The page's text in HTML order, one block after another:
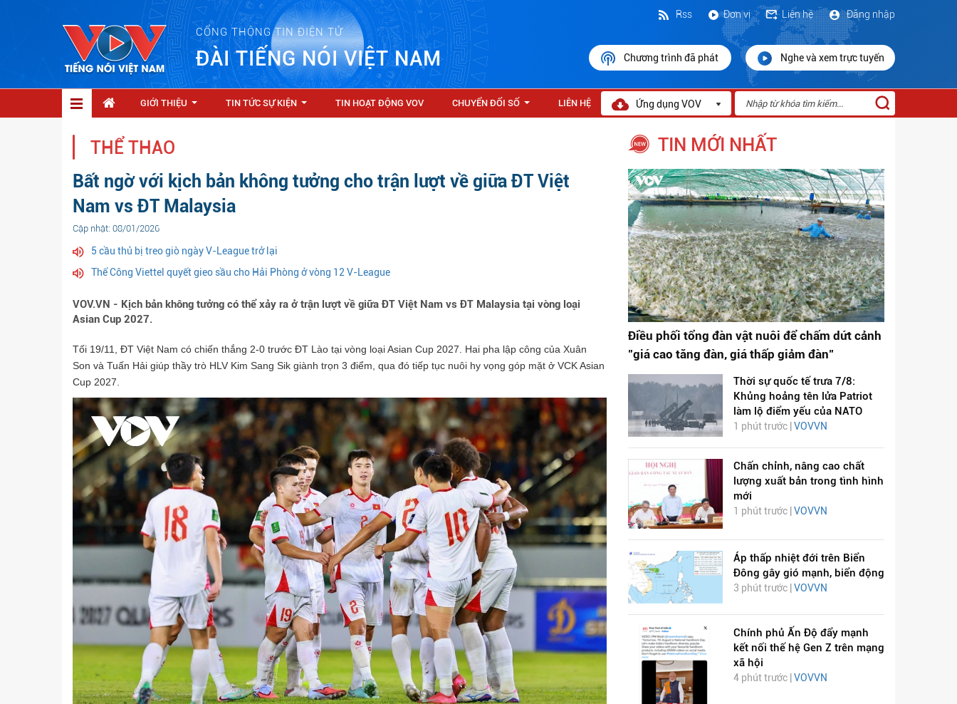
CỔNG THÔNG TIN ĐIỆN TỬ
ĐÀI TIẾNG NÓI VIỆT NAM
Đăng nhập
Liên hệ
Đơn vị
Rss
Chương trình đã phát Nghe và xem trực tuyến
GIỚI THIỆU TIN TỨC SỰ KIỆN TIN HOẠT ĐỘNG VOV CHUYỂN ĐỔI SỐ LIÊN HỆ Ứng dụng VOV
THỂ THAO
Bất ngờ với kịch bản không tưởng cho trận lượt về giữa ĐT Việt
Nam vs ĐT Malaysia
Cập nhật: 08/01/2026
5 cầu thủ bị treo giò ngày V-League trở lại
Thể Công Viettel quyết gieo sầu cho Hải Phòng ở vòng 12 V-League
VOV.VN - Kịch bản không tưởng có thể xảy ra ở trận lượt về giữa ĐT Việt Nam vs ĐT Malaysia tại vòng loại
Asian Cup 2027.
Tối 19/11, ĐT Việt Nam có chiến thắng 2-0 trước ĐT Lào tại vòng loại Asian Cup 2027. Hai pha lập công của Xuân
Son và Tuấn Hải giúp thầy trò HLV Kim Sang Sik giành trọn 3 điểm, qua đó tiếp tục nuôi hy vọng góp mặt ở VCK Asian
Cup 2027.
TIN MỚI NHẤT
Điều phối tổng đàn vật nuôi để chấm dứt cảnh
"giá cao tăng đàn, giá thấp giảm đàn"
Thời sự quốc tế trưa 7/8:
Khủng hoảng tên lửa Patriot
làm lộ điểm yếu của NATO
1 phút trước | VOVVN
Chấn chỉnh, nâng cao chất
lượng xuất bản trong tình hình
mới
1 phút trước | VOVVN
Áp thấp nhiệt đới trên Biển
Đông gây gió mạnh, biển động
3 phút trước | VOVVN
Chính phủ Ấn Độ đẩy mạnh
kết nối thế hệ Gen Z trên mạng
xã hội
4 phút trước | VOVVN